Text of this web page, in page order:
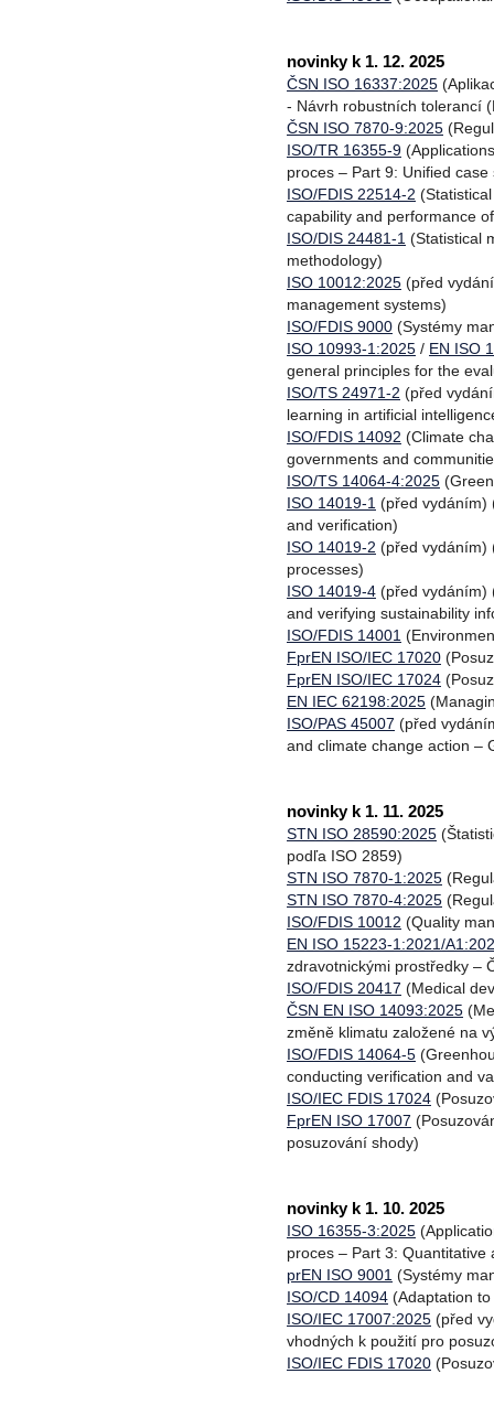
novinky k 1. 12. 2025
ČSN ISO 16337:2025
- Návrh robustních tolerancí
ČSN ISO 7870-9:2025
ISO/TR 16355-9
proces – Part 9: Unified
ISO/FDIS 22514-2
capability and performance
ISO/DIS 24481-1 (Statistical
methodology)
ISO 10012:2025 (před
management systems)
ISO/FDIS 9000 (Systémy
ISO 10993-1:2025 / EN ISO
general principles for the
ISO/TS 24971-2 (před
learning in artificial
ISO/FDIS 14092 (Climate
governments and
ISO/TS 14064-4:2025
ISO 14019-1 (před vydáním)
and verification)
ISO 14019-2 (před vydáním)
processes)
ISO 14019-4 (před vydáním)
and verifying sustainability
ISO/FDIS 14001
FprEN ISO/IEC 17020
FprEN ISO/IEC 17024
EN IEC 62198:2025
ISO/PAS 45007 (před
and climate change action –
novinky k 1. 11. 2025
STN ISO 28590:2025
podľa ISO 2859)
STN ISO 7870-1:2025
STN ISO 7870-4:2025
ISO/FDIS 10012 (Quality
EN ISO 15223-1:2021/
zdravotnickými prostředky –
ISO/FDIS 20417 (Medical
ČSN EN ISO 14093:2025
změně klimatu založené na
ISO/FDIS 14064-5
conducting verification and
ISO/IEC FDIS 17024
FprEN ISO 17007
posuzování shody)
novinky k 1. 10. 2025
ISO 16355-3:2025
proces – Part 3:
prEN ISO 9001 (Systémy
ISO/CD 14094 (Adaptation
ISO/IEC 17007:2025 (před
vhodných k použití pro
ISO/IEC FDIS 17020